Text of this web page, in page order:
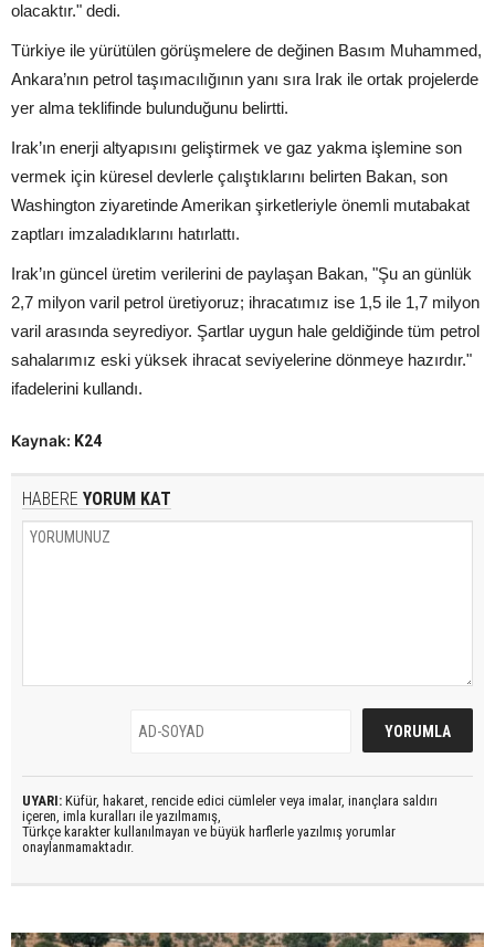
olacaktır." dedi.
Türkiye ile yürütülen görüşmelere de değinen Basım Muhammed,
Ankara’nın petrol taşımacılığının yanı sıra Irak ile ortak projelerde
yer alma teklifinde bulunduğunu belirtti.
Irak’ın enerji altyapısını geliştirmek ve gaz yakma işlemine son
vermek için küresel devlerle çalıştıklarını belirten Bakan, son
Washington ziyaretinde Amerikan şirketleriyle önemli mutabakat
zaptları imzaladıklarını hatırlattı.
Irak’ın güncel üretim verilerini de paylaşan Bakan, "Şu an günlük
2,7 milyon varil petrol üretiyoruz; ihracatımız ise 1,5 ile 1,7 milyon
varil arasında seyrediyor. Şartlar uygun hale geldiğinde tüm petrol
sahalarımız eski yüksek ihracat seviyelerine dönmeye hazırdır."
ifadelerini kullandı.
Kaynak: K24
HABERE YORUM KAT
UYARI: Küfür, hakaret, rencide edici cümleler veya imalar, inançlara saldırı
içeren, imla kuralları ile yazılmamış,
Türkçe karakter kullanılmayan ve büyük harflerle yazılmış yorumlar
onaylanmamaktadır.